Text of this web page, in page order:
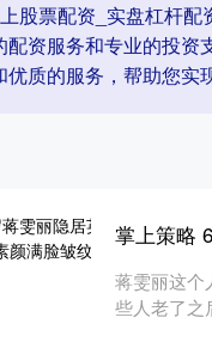
股票配资_实盘杠杆
配资服务和专业的投资
质的服务，帮助您实
掌上策略
蒋雯丽这个
些人老了之